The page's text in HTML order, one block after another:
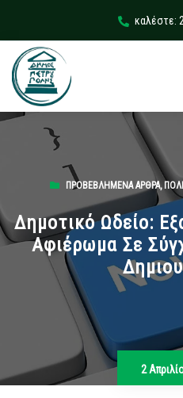
καλέστε:
ΠΡΟΒΕΒΛΗΜΈΝΑ ΆΡΘΡΑ,
Δημοτικό Ωδείο:
Αφιέρωμα Σε
2